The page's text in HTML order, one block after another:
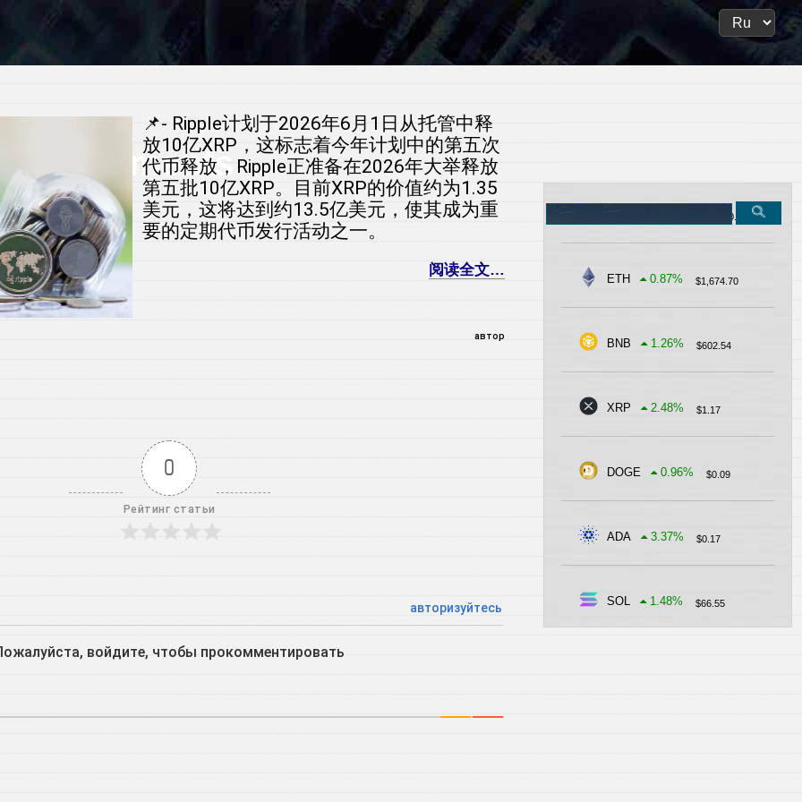
Search
on
the
Investments
📌- Ripple计划于2026年6月1日从托管中释
放10亿XRP，这标志着今年计划中的第五次
代币释放，Ripple正准备在2026年大举释放
第五批10亿XRP。目前XRP的价值约为1.35
美元，这将达到约13.5亿美元，使其成为重
要的定期代币发行活动之一。
阅读全文…
автор
0
Рейтинг статьи
авторизуйтесь
войдите, чтобы прокомментировать
62,900.81
$1,674.70
ETH 0.87%
$602.54
BNB 1.26%
$1.17
XRP 2.48%
$0.09
DOGE 0.96%
$0.17
ADA 3.37%
$66.55
SOL 1.48%